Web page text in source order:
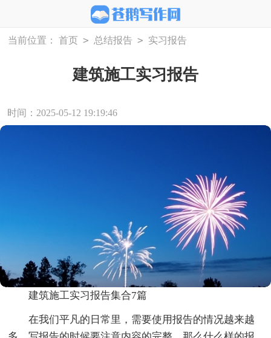
当前位置： 首页 > 总结报告 > 实习报告
建筑施工实习报告
时间：2025-05-12 19:19:46
建筑施工实习报告集合7篇
在我们平凡的日常里，需要使用报告的情况越来越